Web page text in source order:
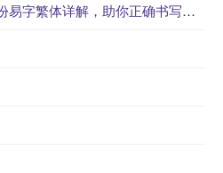
详解，助你正确书写汉字_汉字繁体学习